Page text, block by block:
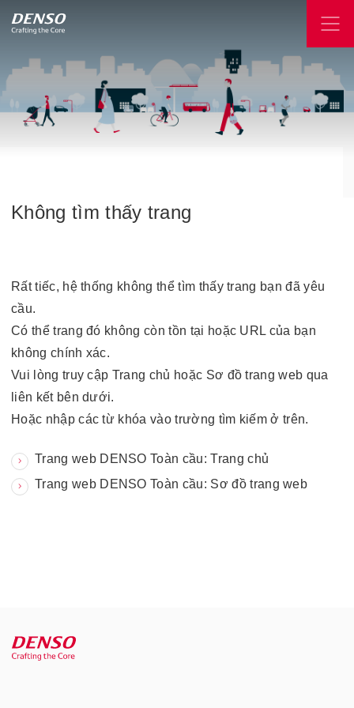
Không tìm thấy trang
Rất tiếc, hệ thống không thể tìm thấy trang bạn đã yêu
cầu.
Có thể trang đó không còn tồn tại hoặc URL của bạn
không chính xác.
Vui lòng truy cập Trang chủ hoặc Sơ đồ trang web qua
liên kết bên dưới.
Hoặc nhập các từ khóa vào trường tìm kiếm ở trên.
Trang web DENSO Toàn cầu: Trang chủ
Trang web DENSO Toàn cầu: Sơ đồ trang web